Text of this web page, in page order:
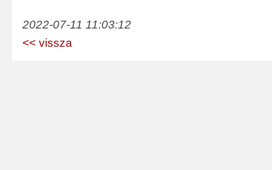
2022-07-11 11:03:12
<< vissza